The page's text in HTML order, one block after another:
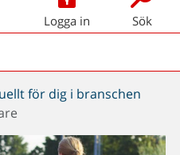
Logga in Sök
för dig i branschen